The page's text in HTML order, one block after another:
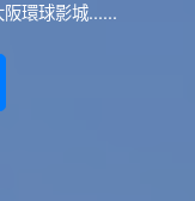
環球影城......